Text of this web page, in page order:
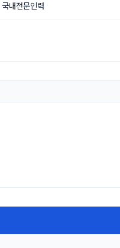
국내전문인력